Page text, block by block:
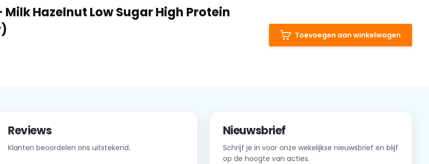
Milk Hazelnut Low Sugar High Protein
Toevoegen aan winkelwagen
Reviews
Klanten beoordelen ons uitstekend.
Nieuwsbrief
Schrijf je in voor onze wekelijkse nieuwsbrief en blijf
op de hoogte van acties.